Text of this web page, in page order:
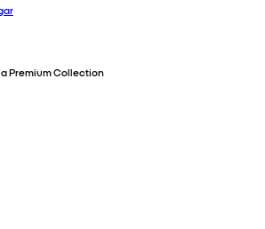
Premium Collection